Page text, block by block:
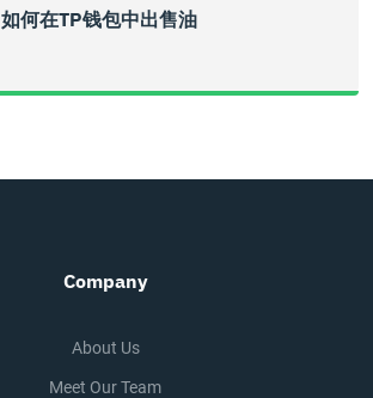
如何在TP钱包中出售油
Company
About Us
Meet Our Team